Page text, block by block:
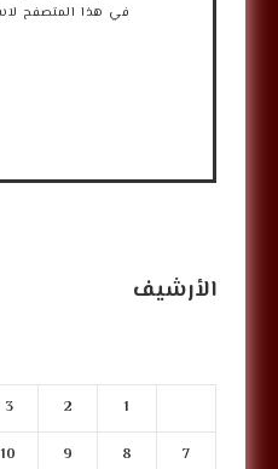
في هذا المتصفح
الأرشيف
1
2
3
7
8
9
10